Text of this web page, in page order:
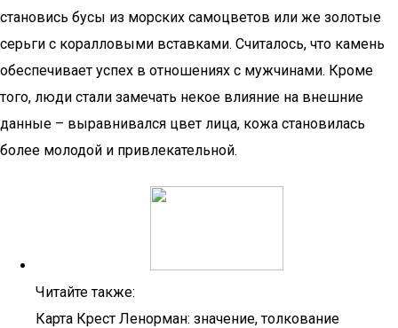
становись бусы из морских самоцветов или же золотые
серьги с коралловыми вставками. Считалось, что камень
обеспечивает успех в отношениях с мужчинами. Кроме
того, люди стали замечать некое влияние на внешние
данные – выравнивался цвет лица, кожа становилась
более молодой и привлекательной.
Читайте также:
Карта Крест Ленорман: значение, толкование